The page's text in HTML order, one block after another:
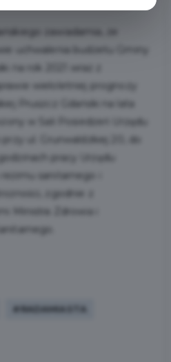
wieloletniej prognozy
pracy Urzędu
sanitarnego i
Ministra Zdrowia i
#RADAMIASTA